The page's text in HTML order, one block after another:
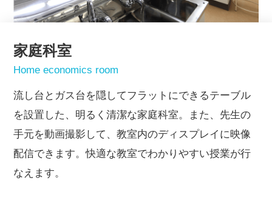
家庭科室
Home economics room
流し台とガス台を隠してフラットにできるテーブル
を設置した、明るく清潔な家庭科室。また、先生の
手元を動画撮影して、教室内のディスプレイに映像
配信できます。快適な教室でわかりやすい授業が行
なえます。